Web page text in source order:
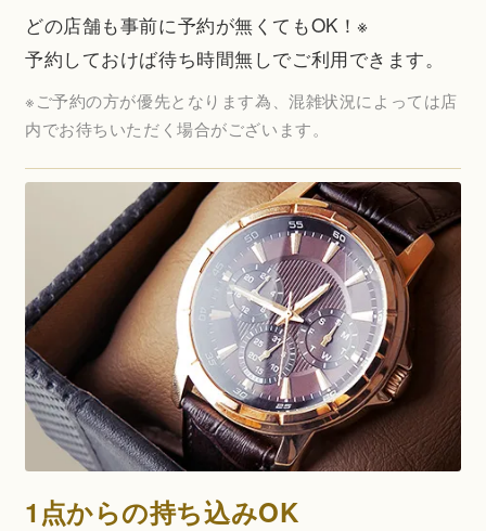
どの店舗も事前に予約が無くてもOK！※
予約しておけば待ち時間無しでご利用できます。
※ご予約の方が優先となります為、混雑状況によっては店
内でお待ちいただく場合がございます。
1点からの持ち込みOK